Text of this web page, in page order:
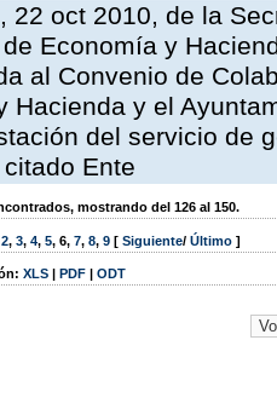
22 oct 2010, de la
Economía y
al Convenio de
Hacienda y el
del servicio de
Ente
mostrando del 126 al 150.
2, 3, 4, 5, 6, 7, 8, 9 [ Siguiente/ Último ]
XLS | PDF | ODT